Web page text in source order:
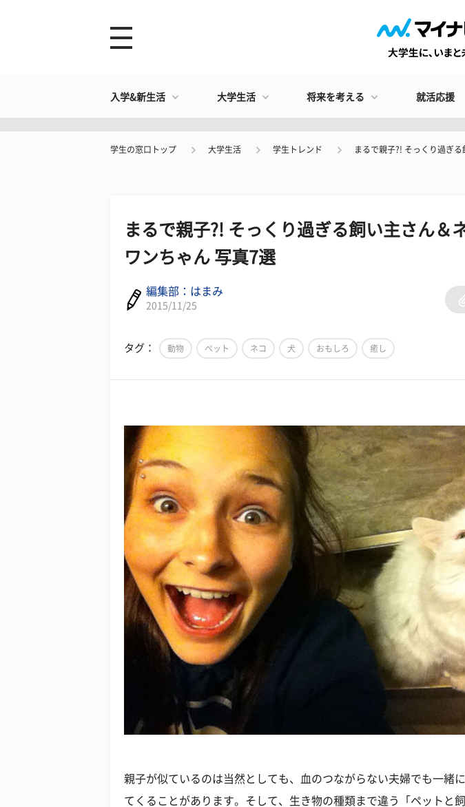
入学&新生活 大学生活 将来を考える 就活応援
学生の窓口トップ 大学生活 学生トレンド まるで親子?! そっくり過ぎ
まるで親子?! そっくり過ぎる飼い主さん＆
ワンちゃん 写真7選
編集部：はまみ
2015/11/25
タグ： 動物 ペット ネコ 犬 おもしろ 癒し
親子が似ているのは当然としても、血のつながらない夫婦でも一緒
てくることがあります。そして、生き物の種類まで違う「ペットと